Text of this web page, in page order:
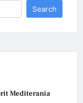
Search
Mediterania